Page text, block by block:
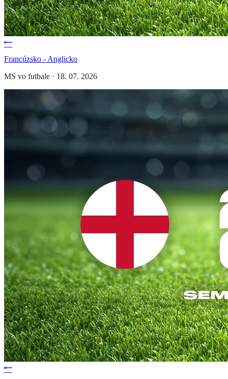
Francúzsko - Anglicko
MS vo futbale · 18. 07. 2026